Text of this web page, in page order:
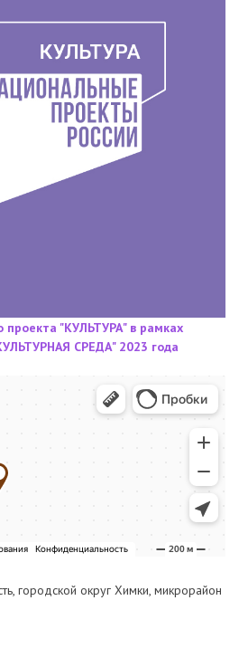
проекта "КУЛЬТУРА" в рамках
СРЕДА" 2023 года
городской округ Химки, микрорайон